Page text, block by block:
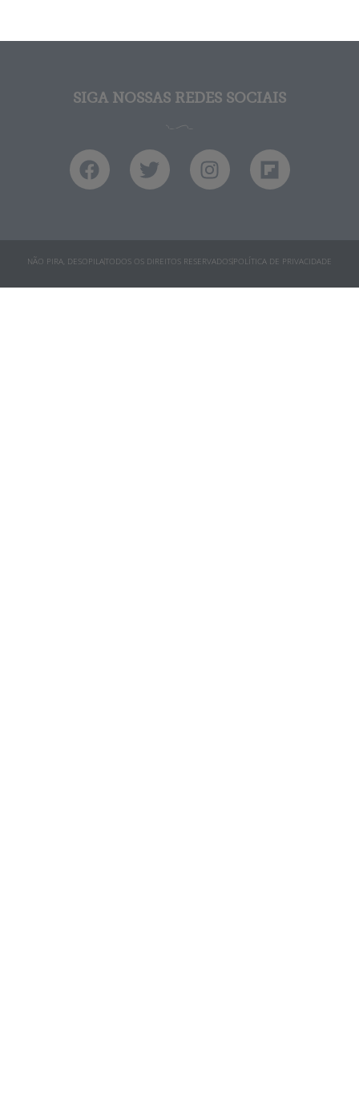
SIGA NOSSAS REDES SOCIAIS
NÃO PIRA, DESOPILATODOS OS DIREITOS RESERVADOSPOLÍTICA DE PRIVACIDADE